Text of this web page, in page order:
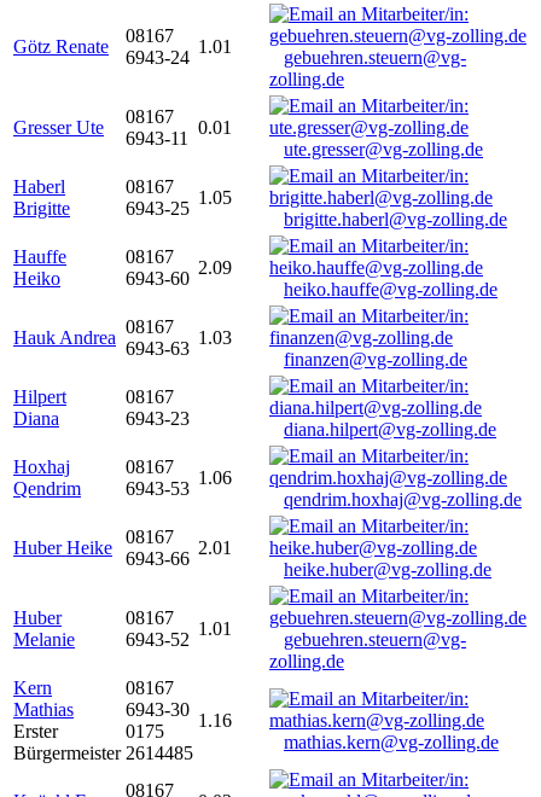
Götz Renate
08167
6943-24
1.01
gebuehren.steuern@vg-
zolling.de
Gresser Ute
08167
6943-11
0.01
ute.gresser@vg-zolling.de
Haberl
Brigitte
08167
6943-25
1.05
brigitte.haberl@vg-zolling.de
Hauffe
Heiko
08167
6943-60
2.09
heiko.hauffe@vg-zolling.de
Hauk Andrea
08167
6943-63
1.03
finanzen@vg-zolling.de
Hilpert
Diana
08167
6943-23
diana.hilpert@vg-zolling.de
Hoxhaj
Qendrim
08167
6943-53
1.06
qendrim.hoxhaj@vg-zolling.de
Huber Heike
08167
6943-66
2.01
heike.huber@vg-zolling.de
Huber
Melanie
08167
6943-52
1.01
gebuehren.steuern@vg-
zolling.de
Kern
Mathias
Erster
Bürgermeister
08167
6943-30
0175
2614485
1.16
mathias.kern@vg-zolling.de
08167